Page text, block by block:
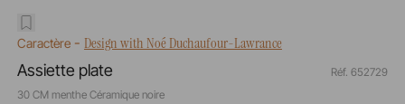
Caractère- Design with Noé Duchaufour-Lawrance
Assiette plate
30 CM menthe Céramique noire
Réf. 652729